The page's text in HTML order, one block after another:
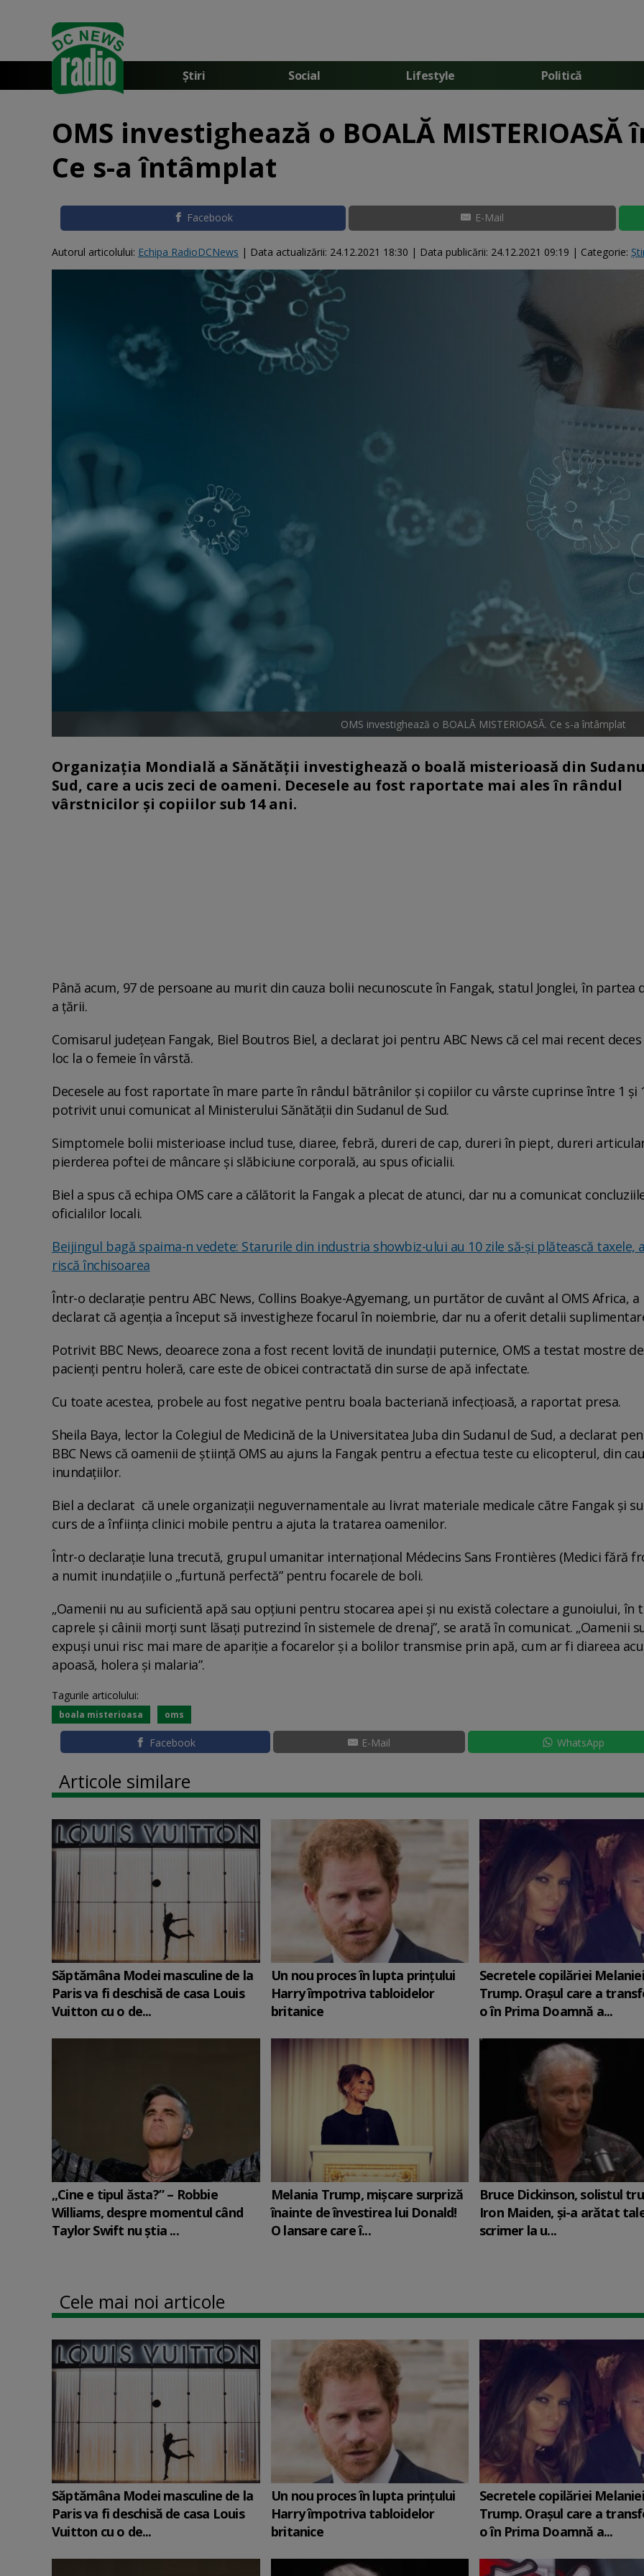
Știri Social Lifestyle Politică
OMS investighează o BOALĂ
Ce s-a întâmplat
Facebook E-Mail
Autorul articolului: Echipa RadioDCNews | Data actualizării: 24.12.2021 18:30 | Data publicării: 24.12.2021 09:19 | Categorie:
OMS investighează o BOALĂ MISTERIOASĂ. Ce s-a întâmplat
Organizația Mondială a Sănătății investighează o boală misterioasă din
Sud, care a ucis zeci de oameni. Decesele au fost raportate mai ales în rândul
vârstnicilor și copiilor sub 14 ani.
Până acum, 97 de persoane au murit din cauza bolii necunoscute în Fangak, statul Jonglei, în partea
a țării.
Comisarul județean Fangak, Biel Boutros Biel, a declarat joi pentru ABC News că cel mai recent
loc la o femeie în vârstă.
Decesele au fost raportate în mare parte în rândul bătrânilor și copiilor cu vârste cuprinse între 1 și
potrivit unui comunicat al Ministerului Sănătății din Sudanul de Sud.
Simptomele bolii misterioase includ tuse, diaree, febră, dureri de cap, dureri în piept, dureri
pierderea poftei de mâncare și slăbiciune corporală, au spus oficialii.
Biel a spus că echipa OMS care a călătorit la Fangak a plecat de atunci, dar nu a comunicat
oficialilor locali.
Beijingul bagă spaima-n vedete: Starurile din industria showbiz-ului au 10 zile să-și plătească taxele,
riscă închisoarea
Într-o declarație pentru ABC News, Collins Boakye-Agyemang, un purtător de cuvânt al OMS Africa, a
declarat că agenția a început să investigheze focarul în noiembrie, dar nu a oferit detalii
Potrivit BBC News, deoarece zona a fost recent lovită de inundații puternice, OMS a testat mostre
pacienți pentru holeră, care este de obicei contractată din surse de apă infectate.
Cu toate acestea, probele au fost negative pentru boala bacteriană infecțioasă, a raportat presa.
Sheila Baya, lector la Colegiul de Medicină de la Universitatea Juba din Sudanul de Sud, a declarat
BBC News că oamenii de știință OMS au ajuns la Fangak pentru a efectua teste cu elicopterul, din
inundațiilor.
Biel a declarat că unele organizații neguvernamentale au livrat materiale medicale către Fangak și
curs de a înființa clinici mobile pentru a ajuta la tratarea oamenilor.
Într-o declarație luna trecută, grupul umanitar internațional Médecins Sans Frontières (Medici fără
a numit inundațiile o „furtună perfectă” pentru focarele de boli.
„Oamenii nu au suficientă apă sau opțiuni pentru stocarea apei și nu există colectare a gunoiului, în
caprele și câinii morți sunt lăsați putrezind în sistemele de drenaj”, se arată în comunicat. „Oamenii
expuși unui risc mai mare de apariție a focarelor și a bolilor transmise prin apă, cum ar fi diareea
apoasă, holera și malaria”.
Tagurile articolului:
boala misterioasa oms
Facebook E-Mail WhatsApp
Articole similare
Săptămâna Modei masculine de la
Paris va fi deschisă de casa Louis
Vuitton cu o de...
Un nou proces în lupta prinţului
Harry împotriva tabloidelor
britanice
Secretele copilăriei Melaniei
Trump. Orașul care a
o în Prima Doamnă a...
„Cine e tipul ăsta?” – Robbie
Williams, despre momentul când
Taylor Swift nu știa ...
Melania Trump, mișcare surpriză
înainte de învestirea lui Donald!
O lansare care î...
Bruce Dickinson, solistul
Iron Maiden, şi-a arătat
scrimer la u...
Cele mai noi articole
Săptămâna Modei masculine de la
Paris va fi deschisă de casa Louis
Vuitton cu o de...
Un nou proces în lupta prinţului
Harry împotriva tabloidelor
britanice
Secretele copilăriei Melaniei
Trump. Orașul care a
o în Prima Doamnă a...